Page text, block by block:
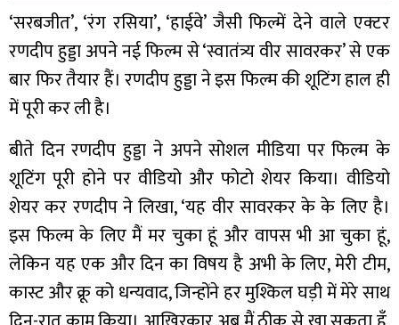
‘सरबजीत’, ‘रंग रसिया’, ‘हाईवे’ जैसी फिल्में देने वाले एक्टर
रणदीप हुड्डा अपने नई फिल्म से ‘स्वातंत्र्य वीर सावरकर’ से एक
बार फिर तैयार हैं। रणदीप हुड्डा ने इस फिल्म की शूटिंग हाल ही
में पूरी कर ली है।
बीते दिन रणदीप हुड्डा ने अपने सोशल मीडिया पर फिल्म के
शूटिंग पूरी होने पर वीडियो और फोटो शेयर किया। वीडियो
शेयर कर रणदीप ने लिखा, ‘यह वीर सावरकर के के लिए है।
इस फिल्म के लिए मैं मर चुका हूं और वापस भी आ चुका हूं,
लेकिन यह एक और दिन का विषय है अभी के लिए, मेरी टीम,
कास्ट और क्रू को धन्यवाद, जिन्होंने हर मुश्किल घड़ी में मेरे साथ